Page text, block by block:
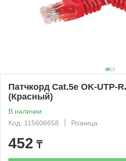
Патчкорд Cat.5e OK-UTP-
(Красный)
В наличии
Код: 115606658
Розница
452 ₸